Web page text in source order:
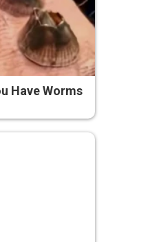
Have Worms